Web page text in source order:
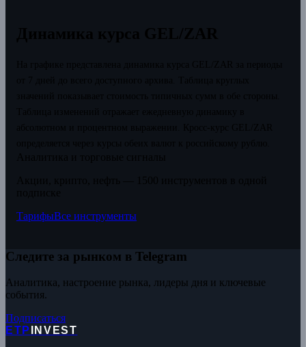
ТарифыВсе инструменты
Следите за рынком в Telegram
Аналитика, настроение рынка, лидеры дня и ключевые
события.
Подписаться
ETP
INVEST